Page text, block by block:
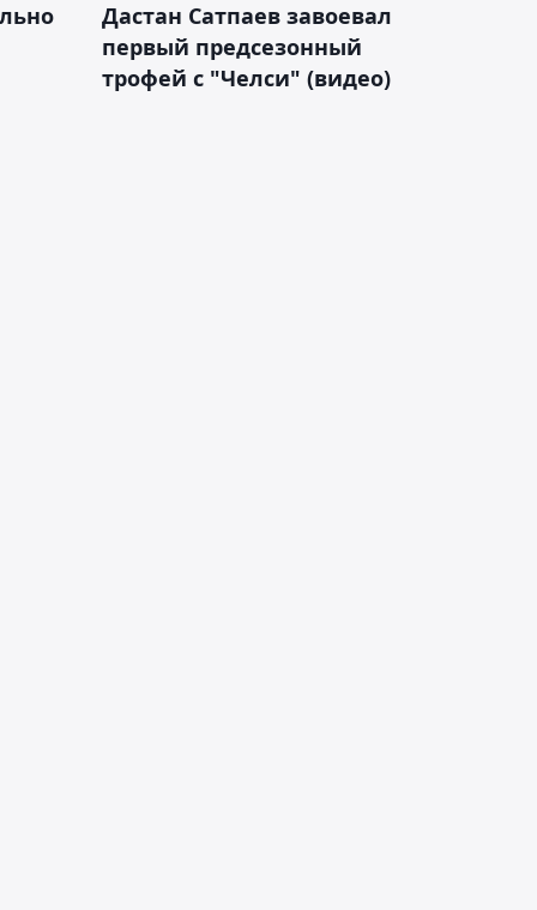
Дастан Сатпаев завоевал
первый предсезонный
трофей с "Челси" (видео)